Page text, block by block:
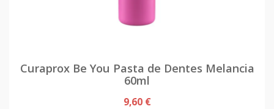
Curaprox Be You Pasta de Dentes Melancia
60ml
9,60 €